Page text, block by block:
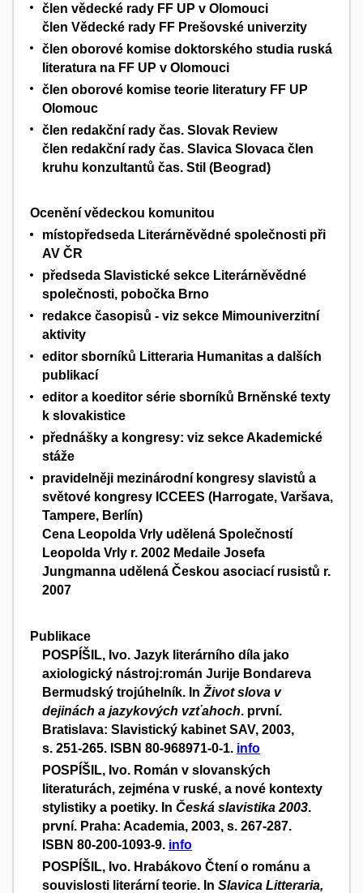
člen vědecké rady FF UP v Olomouci
člen Vědecké rady FF Prešovské univerzity
člen oborové komise doktorského studia ruská
literatura na FF UP v Olomouci
člen oborové komise teorie literatury FF UP
Olomouc
člen redakční rady čas. Slovak Review
člen redakční rady čas. Slavica Slovaca člen
kruhu konzultantů čas. Stil (Beograd)
Ocenění vědeckou komunitou
místopředseda Literárněvědné společnosti při
AV ČR
předseda Slavistické sekce Literárněvědné
společnosti, pobočka Brno
redakce časopisů - viz sekce Mimouniverzitní
aktivity
editor sborníků Litteraria Humanitas a dalších
publikací
editor a koeditor série sborníků Brněnské texty
k slovakistice
přednášky a kongresy: viz sekce Akademické
stáže
pravidelněji mezinárodní kongresy slavistů a
světové kongresy ICCEES (Harrogate, Varšava,
Tampere, Berlín)
Cena Leopolda Vrly udělená Společností
Leopolda Vrly r. 2002 Medaile Josefa
Jungmanna udělená Českou asociací rusistů r.
2007
Publikace
POSPÍŠIL, Ivo. Jazyk literárního díla jako
axiologický nástroj:román Jurije Bondareva
Bermudský trojúhelník. In Život slova v
dejinách a jazykových vzťahoch. první.
Bratislava: Slavistický kabinet SAV, 2003,
s. 251-265. ISBN 80-968971-0-1. info
POSPÍŠIL, Ivo. Román v slovanských
literaturách, zejména v ruské, a nové kontexty
stylistiky a poetiky. In Česká slavistika 2003.
první. Praha: Academia, 2003, s. 267-287.
ISBN 80-200-1093-9. info
POSPÍŠIL, Ivo. Hrabákovo Čtení o románu a
souvislosti literární teorie. In Slavica Litteraria,